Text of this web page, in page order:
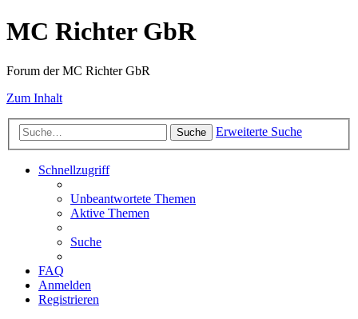
MC Richter GbR
Forum der MC Richter GbR
Zum Inhalt
Suche Erweiterte Suche
Schnellzugriff
Unbeantwortete Themen
Aktive Themen
Suche
FAQ
Anmelden
Registrieren